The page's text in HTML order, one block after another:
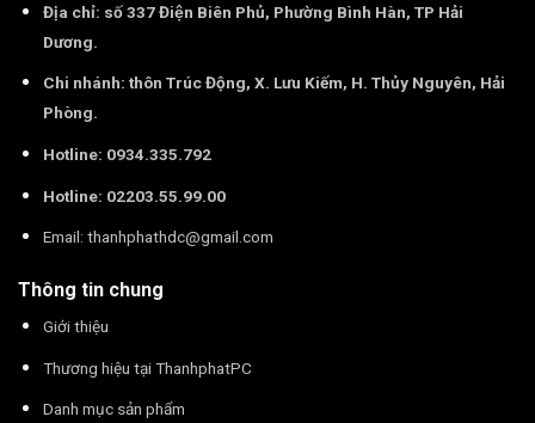
Địa chỉ: số 337 Điện Biên Phủ, Phường Bình Hàn, TP Hải
Dương.
Chi nhánh: thôn Trúc Động, X. Lưu Kiếm, H. Thủy Nguyên, Hải
Phòng.
Hotline: 0934.335.792
Hotline: 02203.55.99.00
Email: thanhphathdc@gmail.com
Thông tin chung
Giới thiệu
Thương hiệu tại ThanhphatPC
Danh mục sản phẩm